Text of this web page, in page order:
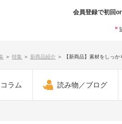
会員登録で初回
＞ 特集 ＞ 新商品紹介 ＞ 【新商品】素材をしっ
コラム 読み物／ブログ